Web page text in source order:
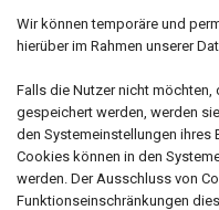
Wir können temporäre und
hierüber im Rahmen unserer
Falls die Nutzer nicht
gespeichert werden, werden
den Systemeinstellungen ihres
Cookies können in den
werden. Der Ausschluss von
Funktionseinschränkungen